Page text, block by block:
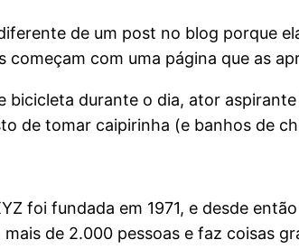
de um post no blog porque
começam com uma página que as
bicicleta durante o dia, ator
de tomar caipirinha (e banhos de
foi fundada em 1971, e desde
de 2.000 pessoas e faz coisas